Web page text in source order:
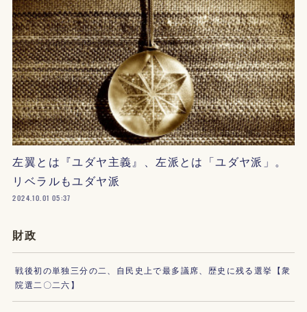
左翼とは『ユダヤ主義』、左派とは「ユダヤ派」。
リベラルもユダヤ派
2024.10.01 05:37
財政
戦後初の単独三分の二、自民史上で最多議席、歴史に残る選挙【衆
院選二〇二六】